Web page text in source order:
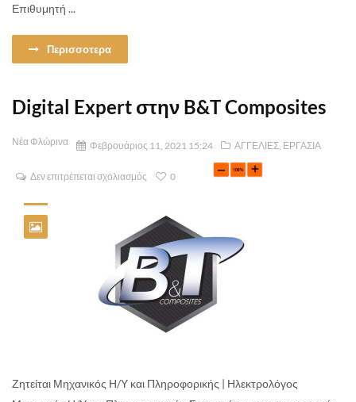
Επιθυμητή ...
Περισσοτερα
Digital Expert στην B&T Composites
Νέα Φλώρινα Φεβρουάριος 11, 2021 15:24 ΑΓΓΕΛΙΕΣ ΕΡΓΑΣΙΑ
Δεν επιτρέπεται σχολιασμός 0
Ζητείται Μηχανικός Η/Υ και Πληροφορικής | Ηλεκτρολόγος